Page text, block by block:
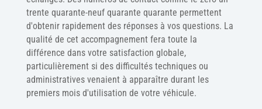
trente quarante-neuf quarante quarante permettent
d'obtenir rapidement des réponses à vos questions. La
qualité de cet accompagnement fera toute la
différence dans votre satisfaction globale,
particulièrement si des difficultés techniques ou
administratives venaient à apparaître durant les
premiers mois d'utilisation de votre véhicule.